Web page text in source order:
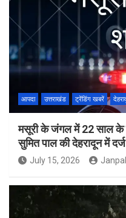
आपदा उत्तराखंड ट्रेंडिंग खबरें
मसूरी के जंगल में 22 साल
सुमित पाल की देहरादून में
July 15, 2026